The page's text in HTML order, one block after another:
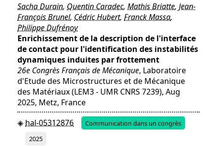
Sacha Durain, Quentin Caradec, Mathis Briatte, Jean-
François Brunel, Cédric Hubert, Franck Massa,
Philippe Dufrénoy
Enrichissement de la description de l'interface
de contact pour l'identification des instabilités
dynamiques induites par frottement
26e Congrès Français de Mécanique, Laboratoire
d'Etude des Microstructures et de Mécanique
des Matériaux (LEM3 - UMR CNRS 7239), Aug
2025, Metz, France
hal-05312876
Communication dans un congrès
2025